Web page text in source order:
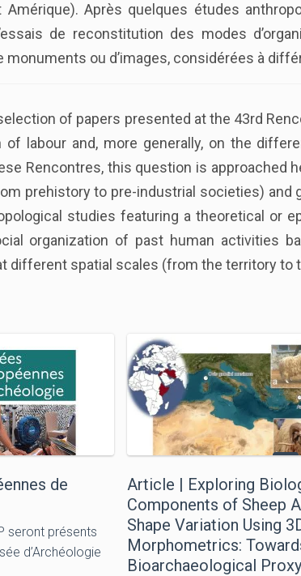
Amérique). Après quelques études
de reconstitution des modes
monuments ou d’images, considérées à
of papers presented at the 43rd
labour and, more generally, on the
Rencontres, this question is approached
prehistory to pre-industrial societies) and
studies featuring a theoretical
organization of past human activities
different spatial scales (from the territory
de
seront présents
d’Archéologie
Article | Exploring
Components of Sheep
Shape Variation Using
Morphometrics:
Bioarchaeological Proxy